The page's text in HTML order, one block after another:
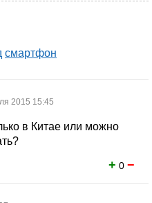
смартфон
2015 15:45
в Китае или можно
+ 0 −